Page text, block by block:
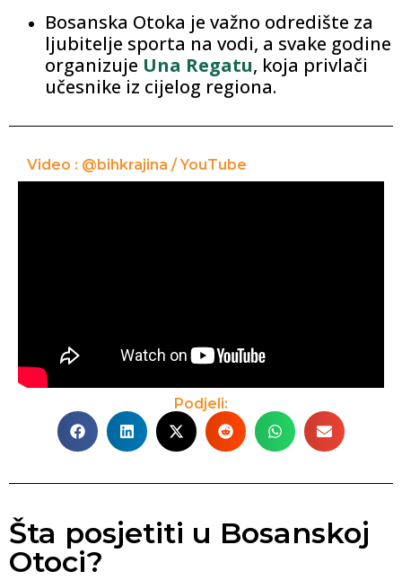
Bosanska Otoka je važno odredište za
ljubitelje sporta na vodi, a svake godine
organizuje Una Regatu, koja privlači
učesnike iz cijelog regiona.
Video : @bihkrajina / YouTube
Podjeli:
Šta posjetiti u Bosanskoj
Otoci?